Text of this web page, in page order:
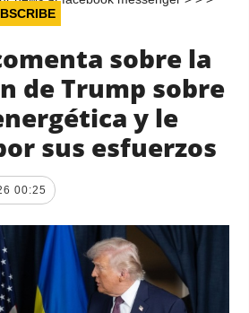
sobre la
de Trump sobre
y le
sus esfuerzos
00:25